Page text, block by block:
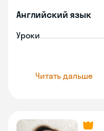
Английский язык
Уроки
Читать дальше